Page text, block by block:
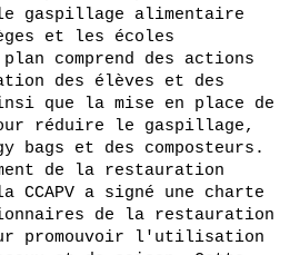
gaspillage alimentaire
et les écoles
comprend des actions
des élèves et des
que la mise en place de
réduire le gaspillage,
bags et des composteurs.
de la restauration
a signé une charte
de la restauration
promouvoir l'utilisation